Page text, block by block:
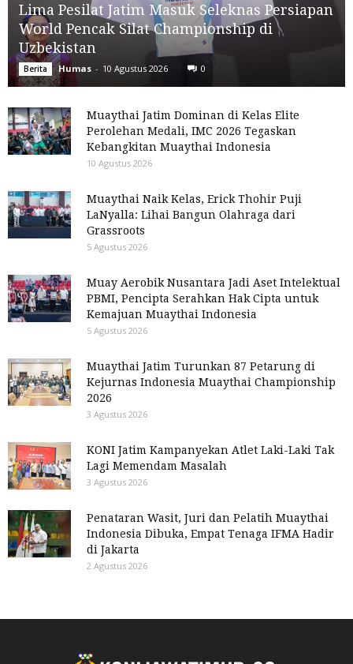
Lima Pesilat Jatim Masuk Seleknas Persiapan
World Pencak Silat Championship di
Uzbekistan
Berita Humas - 10 Agustus 2026 0
Muaythai Jatim Dominan di Kelas Elite
Perolehan Medali, IMC 2026 Tegaskan
Kebangkitan Muaythai Indonesia
10 Agustus 2026
Muaythai Naik Kelas, Erick Thohir Puji
LaNyalla: Lihai Bangun Olahraga dari
Grassroots
5 Agustus 2026
Muay Aerobik Nusantara Jadi Aset Intelektual
PBMI, Pencipta Serahkan Hak Cipta untuk
Kemajuan Muaythai Indonesia
5 Agustus 2026
Muaythai Jatim Turunkan 87 Petarung di
Kejurnas Indonesia Muaythai Championship
2026
3 Agustus 2026
KONI Jatim Kampanyekan Atlet Laki-Laki Tak
Lagi Memendam Masalah
3 Agustus 2026
Penataran Wasit, Juri dan Pelatih Muaythai
Indonesia Dibuka, Empat Tenaga IFMA Hadir
di Jakarta
2 Agustus 2026